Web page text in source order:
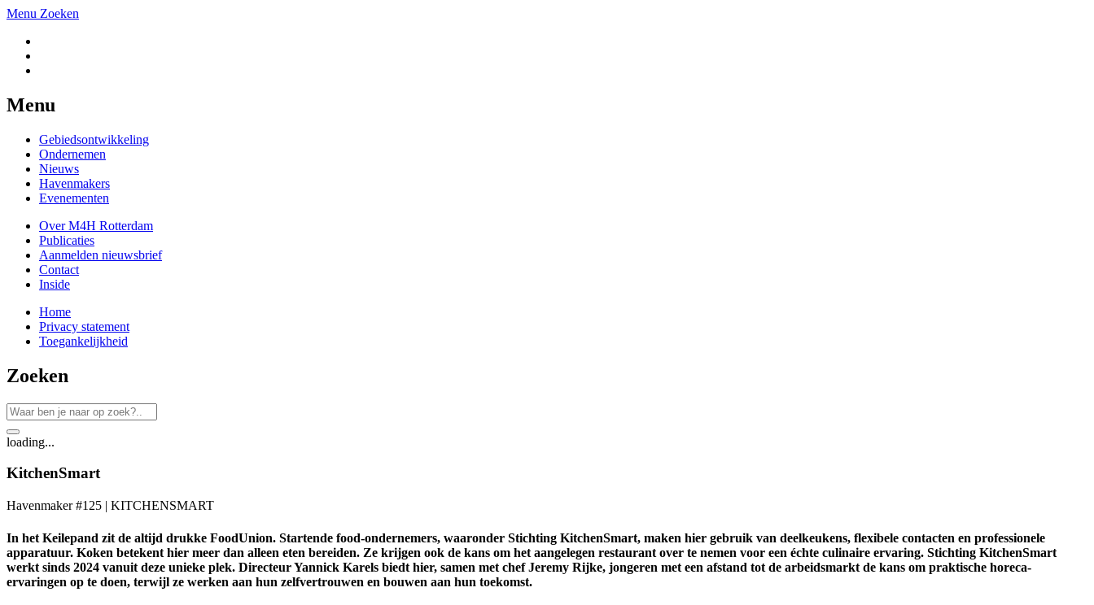
Menu Zoeken
Menu
Gebiedsontwikkeling
Ondernemen
Nieuws
Havenmakers
Evenementen
Over M4H Rotterdam
Publicaties
Aanmelden nieuwsbrief
Contact
Inside
Home
Privacy statement
Toegankelijkheid
Zoeken
loading...
KitchenSmart
Havenmaker #125 | KITCHENSMART
In het Keilepand zit de altijd drukke FoodUnion. Startende food-ondernemers, waaronder Stichting KitchenSmart, maken hier gebruik van deelkeukens, flexibele contacten en professionele
apparatuur. Koken betekent hier meer dan alleen eten bereiden. Ze krijgen ook de kans om het aangelegen restaurant over te nemen voor een échte culinaire ervaring. Stichting KitchenSmart
werkt sinds 2024 vanuit deze unieke plek. Directeur Yannick Karels biedt hier, samen met chef Jeremy Rijke, jongeren met een afstand tot de arbeidsmarkt de kans om praktische horeca-
ervaringen op te doen, terwijl ze werken aan hun zelfvertrouwen en bouwen aan hun toekomst.